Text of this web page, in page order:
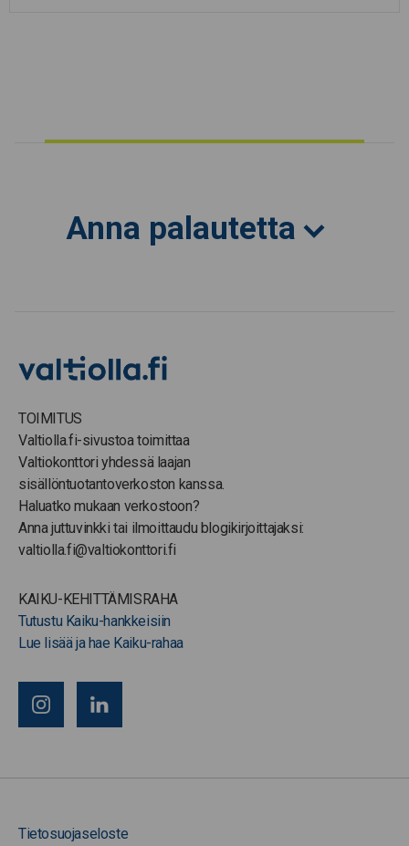
Anna palautetta
TOIMITUS
Valtiolla.fi-sivustoa toimittaa
Valtiokonttori yhdessä laajan
sisällöntuotantoverkoston kanssa.
Haluatko mukaan verkostoon?
Anna juttuvinkki tai ilmoittaudu blogikirjoittajaksi:
valtiolla.fi@valtiokonttori.fi
KAIKU-KEHITTÄMISRAHA
Tutustu Kaiku-hankkeisiin
Lue lisää ja hae Kaiku-rahaa
Tietosuojaseloste